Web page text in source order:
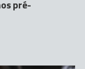
pré-